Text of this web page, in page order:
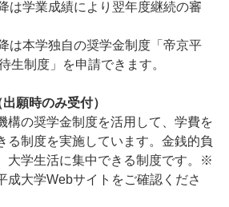
学業成績により翌年度継続の審
本学独自の奨学金制度「帝京平
生制度」を申請できます。
願時のみ受付）
構の奨学金制度を活用して、学費を
る制度を実施しています。金銭的負
大学生活に集中できる制度です。※
成大学Webサイトをご確認くださ